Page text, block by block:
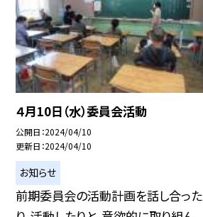
４月10日（水）委員会活動
公開日 2024/04/10
更新日 2024/04/10
お知らせ
前期委員会の活動計画を話し合った